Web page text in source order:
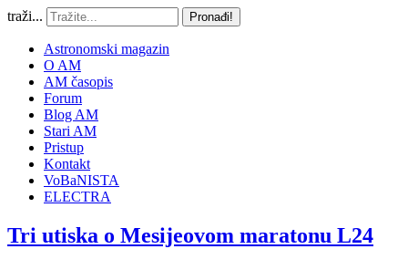
traži... Pronađi!
Astronomski magazin
O AM
AM časopis
Forum
Blog AM
Stari AM
Pristup
Kontakt
VoBaNISTA
ELECTRA
Tri utiska o Mesijeovom maratonu L24